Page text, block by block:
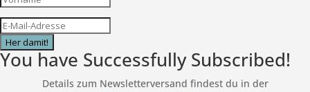
Her damit!
You have Successfully Subscribed!
Details zum Newsletterversand findest du in der